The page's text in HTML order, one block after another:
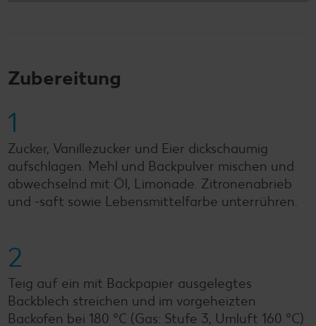
Zubereitung
1
Zucker, Vanillezucker und Eier dickschaumig
aufschlagen. Mehl und Backpulver mischen und
abwechselnd mit Öl, Limonade. Zitronenabrieb
und -saft sowie Lebensmittelfarbe unterrühren.
2
Teig auf ein mit Backpapier ausgelegtes
Backblech streichen und im vorgeheizten
Backofen bei 180 °C (Gas: Stufe 3, Umluft 160 °C)